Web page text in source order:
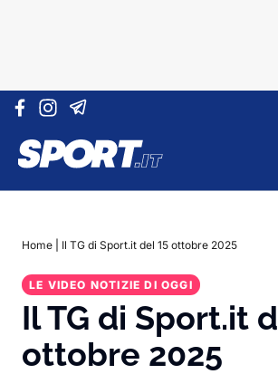
Vai al contenuto
Home Il TG di Sport.it del 15 ottobre 2025
LE VIDEO NOTIZIE DI OGGI
Il TG di Sport.it
ottobre 2025